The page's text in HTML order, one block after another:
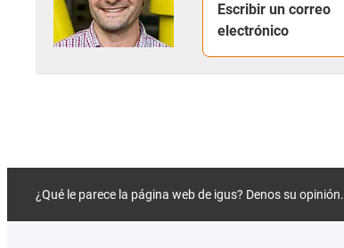
Escribir un correo
electrónico
¿Qué le parece la página web de igus? Denos su opinión.